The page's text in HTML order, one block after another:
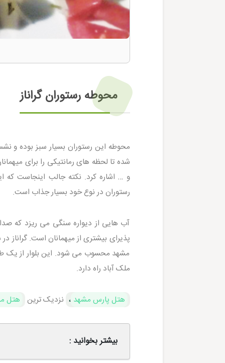
محوطه رستوران گراناز
محوطه این رستوران بسیار سبز بوده
شده تا لحظه های رمانتیکی را برای
و … اشاره کرد. نکته جالب اینجاست
رستوران در نوع خود بسیار جذاب است.
آب هایی از دیواره سنگی می ریزد که
پذیرای بیشتری از میهمانان است. گراناز
مشهد محسوب می شود. این بلوار از یک
ملک ‌آباد راه دارد.
هتل پارس مشهد ، نزدیک ترین هتل
بیشتر بخوانید :